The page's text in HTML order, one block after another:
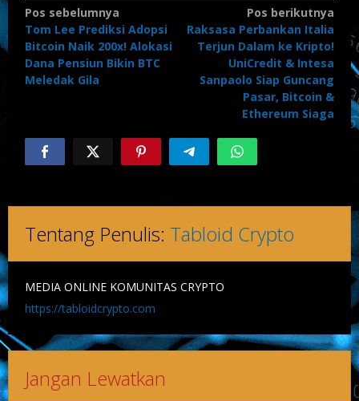
Navigasi
pos
Pos sebelumnya
Tom Lee Prediksi Adopsi
Bitcoin Naik 200x! Alokasi
Dana Pensiun Bikin BTC
Meledak Gila
Pos berikutnya
Raksasa Perbankan Italia
Terjun Dalam ke Kripto!
UniCredit & Intesa
Sanpaolo Siap Guncang
Pasar, Bitcoin &
Ethereum Siaga
Tentang Penulis: Tabloid Crypto
MEDIA ONLINE KOMUNITAS CRYPTO
https://tabloidcrypto.com
Jangan Lewatkan